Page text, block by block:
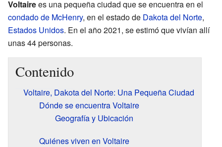
Voltairees una pequeña ciudad que se encuentra en el
condado de McHenry, en el estado de Dakota del Norte,
Estados Unidos. En el año 2021, se estimó que vivían allí
unas 44 personas.
Contenido
Voltaire, Dakota del Norte: Una Pequeña Ciudad
Dónde se encuentra Voltaire
Geografía y Ubicación
Quiénes viven en Voltaire